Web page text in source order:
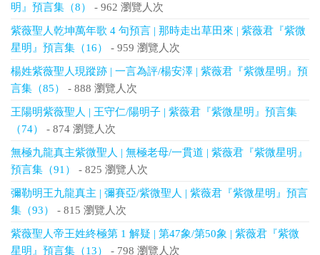
明』預言集（8）
- 962 瀏覽人次
紫薇聖人乾坤萬年歌 4 句預言 | 那時走出草田來 | 紫薇君『紫微
星明』預言集（16）
- 959 瀏覽人次
楊姓紫薇聖人現蹤跡 | 一言為評/楊安澤 | 紫薇君『紫微星明』預
言集（85）
- 888 瀏覽人次
王陽明紫薇聖人 | 王守仁/陽明子 | 紫薇君『紫微星明』預言集
（74）
- 874 瀏覽人次
無極九龍真主紫微聖人 | 無極老母/一貫道 | 紫薇君『紫微星明』
預言集（91）
- 825 瀏覽人次
彌勒明王九龍真主 | 彌賽亞/紫微聖人 | 紫薇君『紫微星明』預言
集（93）
- 815 瀏覽人次
紫薇聖人帝王姓終極第 1 解疑 | 第47象/第50象 | 紫薇君『紫微
星明』預言集（13）
- 798 瀏覽人次